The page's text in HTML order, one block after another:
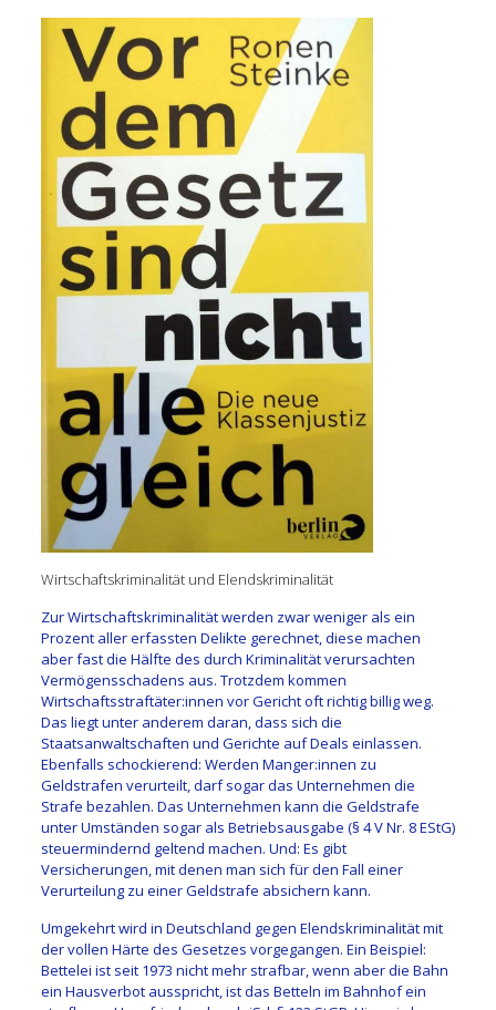
Wirtschaftskriminalität und Elendskriminalität
Zur Wirtschaftskriminalität werden zwar weniger als ein
Prozent aller erfassten Delikte gerechnet, diese machen
aber fast die Hälfte des durch Kriminalität verursachten
Vermögensschadens aus. Trotzdem kommen
Wirtschaftsstraftäter:innen vor Gericht oft richtig billig weg.
Das liegt unter anderem daran, dass sich die
Staatsanwaltschaften und Gerichte auf Deals einlassen.
Ebenfalls schockierend: Werden Manger:innen zu
Geldstrafen verurteilt, darf sogar das Unternehmen die
Strafe bezahlen. Das Unternehmen kann die Geldstrafe
unter Umständen sogar als Betriebsausgabe (§ 4 V Nr. 8 EStG)
steuermindernd geltend machen. Und: Es gibt
Versicherungen, mit denen man sich für den Fall einer
Verurteilung zu einer Geldstrafe absichern kann.
Umgekehrt wird in Deutschland gegen Elendskriminalität mit
der vollen Härte des Gesetzes vorgegangen. Ein Beispiel:
Bettelei ist seit 1973 nicht mehr strafbar, wenn aber die Bahn
ein Hausverbot ausspricht, ist das Betteln im Bahnhof ein